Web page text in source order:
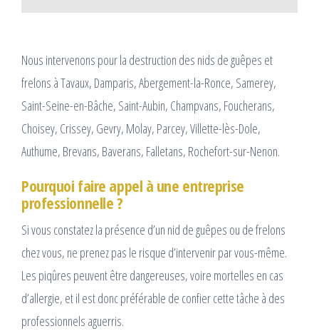
Nous intervenons pour la destruction des nids de guêpes et
frelons à Tavaux, Damparis, Abergement-la-Ronce, Samerey,
Saint-Seine-en-Bâche, Saint-Aubin, Champvans, Foucherans,
Choisey, Crissey, Gevry, Molay, Parcey, Villette-lès-Dole,
Authume, Brevans, Baverans, Falletans, Rochefort-sur-Nenon.
Pourquoi faire appel à une entreprise
professionnelle ?
Si vous constatez la présence d’un nid de guêpes ou de frelons
chez vous, ne prenez pas le risque d’intervenir par vous-même.
Les piqûres peuvent être dangereuses, voire mortelles en cas
d’allergie, et il est donc préférable de confier cette tâche à des
professionnels aguerris.